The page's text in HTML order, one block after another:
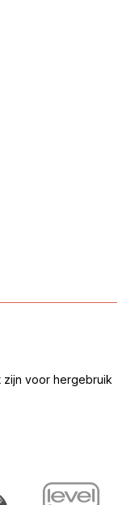
zijn voor hergebruik